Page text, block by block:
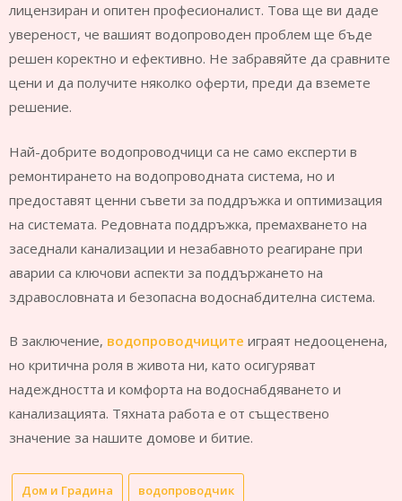
лицензиран и опитен професионалист. Това ще ви даде
увереност, че вашият водопроводен проблем ще бъде
решен коректно и ефективно. Не забравяйте да сравните
цени и да получите няколко оферти, преди да вземете
решение.
Най-добрите водопроводчици са не само експерти в
ремонтирането на водопроводната система, но и
предоставят ценни съвети за поддръжка и оптимизация
на системата. Редовната поддръжка, премахването на
заседнали канализации и незабавното реагиране при
аварии са ключови аспекти за поддържането на
здравословната и безопасна водоснабдителна система.
В заключение, водопроводчиците играят недооценена,
но критична роля в живота ни, като осигуряват
надеждността и комфорта на водоснабдяването и
канализацията. Тяхната работа е от съществено
значение за нашите домове и битие.
Дом и Градина водопроводчик